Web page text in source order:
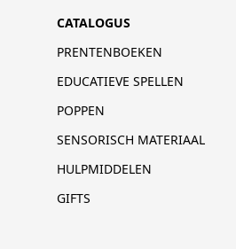
CATALOGUS
PRENTENBOEKEN
EDUCATIEVE SPELLEN
POPPEN
SENSORISCH MATERIAAL
HULPMIDDELEN
GIFTS